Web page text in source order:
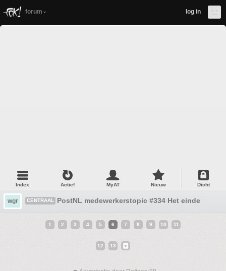
forum log in
Index Actief MyAT Nieuw Dicht
wgr CENTRAAL PostNL medewerkerstopic #334 Het einde is in
1 2 3 4 5 6 7 8 9 10 11
12 13